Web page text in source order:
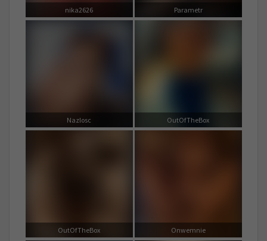
nika2626 Parametr
Nazlosc OutOfTheBox
OutOfTheBox Onwemnie